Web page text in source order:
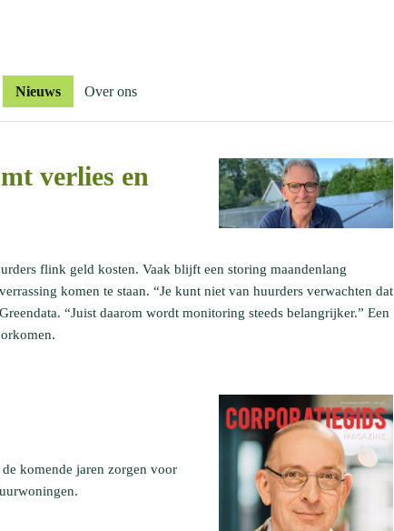
Nieuws Over ons
verlies en
flink geld kosten. Vaak blijft een storing maandenlang
komen te staan. “Je kunt niet van huurders verwachten dat
“Juist daarom wordt monitoring steeds belangrijker.” Een
komende jaren zorgen voor